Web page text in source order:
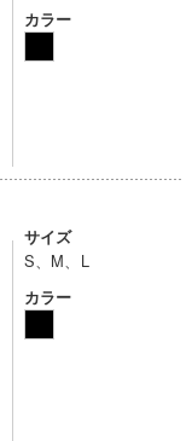
カラー
サイズ
S、M、L
カラー